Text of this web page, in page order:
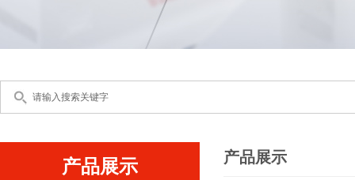
产品展示 产品展示